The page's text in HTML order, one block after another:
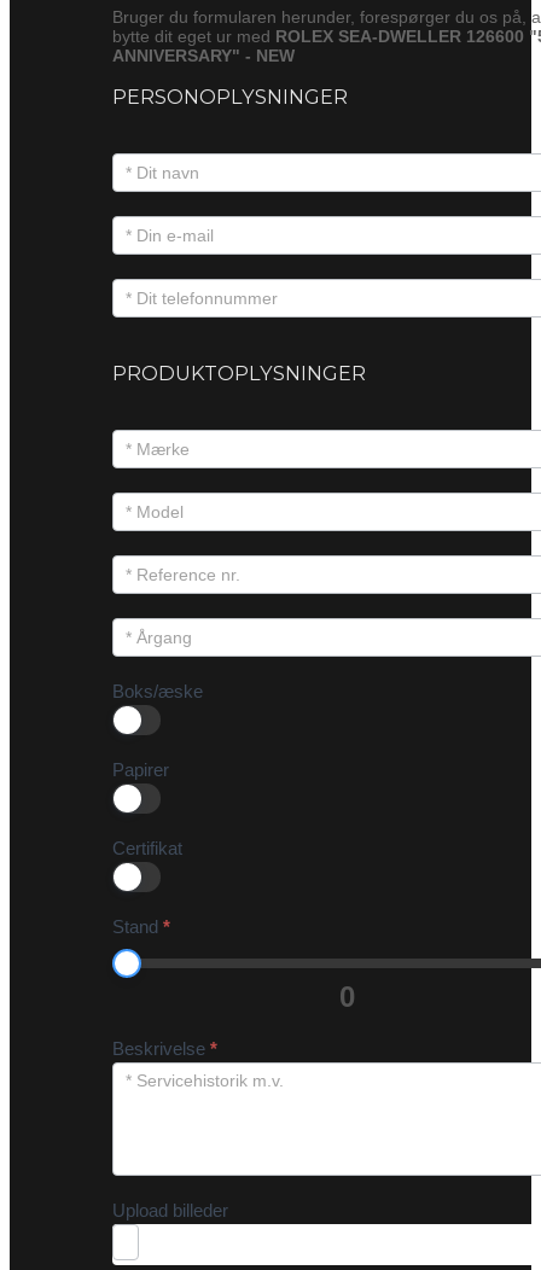
Bruger du formularen herunder, forespørger du os på,
bytte dit eget ur med ROLEX SEA-DWELLER 126600
ANNIVERSARY" - NEW
PERSONOPLYSNINGER
PRODUKTOPLYSNINGER
Boks/æske
Papirer
Certifikat
Stand *
0
Beskrivelse *
Upload billeder